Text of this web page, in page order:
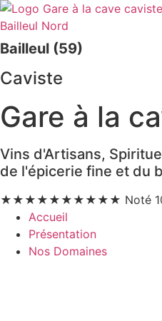
Bailleul (59)
Caviste
Gare à la
Vins d'Artisans,
de l'épicerie fine et du
★ ★ ★ ★ ★ ★ ★ ★ ★ ★ Noté
Accueil
Présentation
Nos Domaines